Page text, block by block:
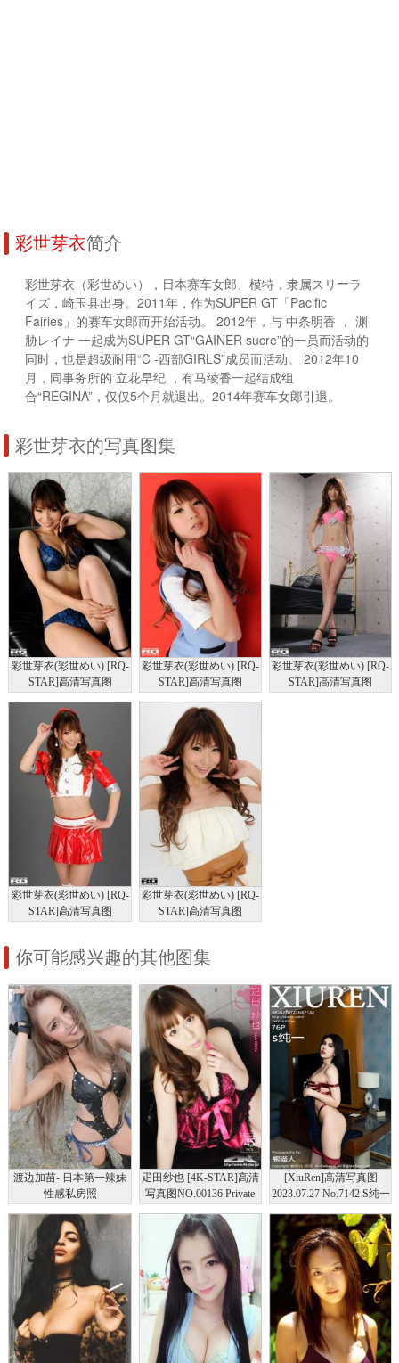
彩世芽衣简介
彩世芽衣（彩世めい），日本赛车女郎、模特，隶属スリーラ
イズ，崎玉县出身。2011年，作为SUPER GT「Pacific
Fairies」的赛车女郎而开始活动。 2012年，与 中条明香 ， 渊
胁レイナ 一起成为SUPER GT“GAINER sucre”的一员而活动的
同时，也是超级耐用“C -西部GIRLS”成员而活动。 2012年10
月，同事务所的 立花早纪 ，有马绫香一起结成组
合“REGINA”，仅仅5个月就退出。2014年赛车女郎引退。
彩世芽衣的写真图集
彩世芽衣(彩世めい) [RQ-
STAR]高清写真图
彩世芽衣(彩世めい) [RQ-
STAR]高清写真图
彩世芽衣(彩世めい) [RQ-
STAR]高清写真图
彩世芽衣(彩世めい) [RQ-
STAR]高清写真图
彩世芽衣(彩世めい) [RQ-
STAR]高清写真图
你可能感兴趣的其他图集
渡边加苗- 日本第一辣妹
性感私房照
疋田纱也 [4K-STAR]高清
写真图NO.00136 Private
[XiuRen]高清写真图
2023.07.27 No.7142 S纯一